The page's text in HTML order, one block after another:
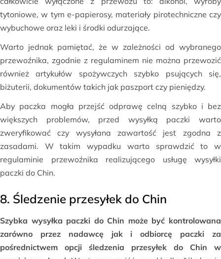
tytoniowe, w tym e-papierosy, materiały pirotechniczne czy
wybuchowe oraz leki i środki odurzające.
Warto jednak pamiętać, że w zależności od wybranego
przewoźnika, zgodnie z regulaminem nie można przewozić
również artykułów spożywczych szybko psujących się,
biżuterii, dokumentów takich jak paszport czy pieniędzy.
Aby paczka mogła przejść odprawę celną szybko i bez
większych problemów, przed wysyłką paczki warto
zweryfikować czy wysyłana zawartość jest zgodna z
zasadami. W takim wypadku warto sprawdzić to w
regulaminie przewoźnika realizującego usługę wysyłki
paczki do Chin.
8. Śledzenie przesyłek do Chin
Szybka wysyłka paczki do Chin może być kontrolowana
zarówno przez nadawcę jak i odbiorcę paczki za
pośrednictwem opcji śledzenia przesyłek do Chin w